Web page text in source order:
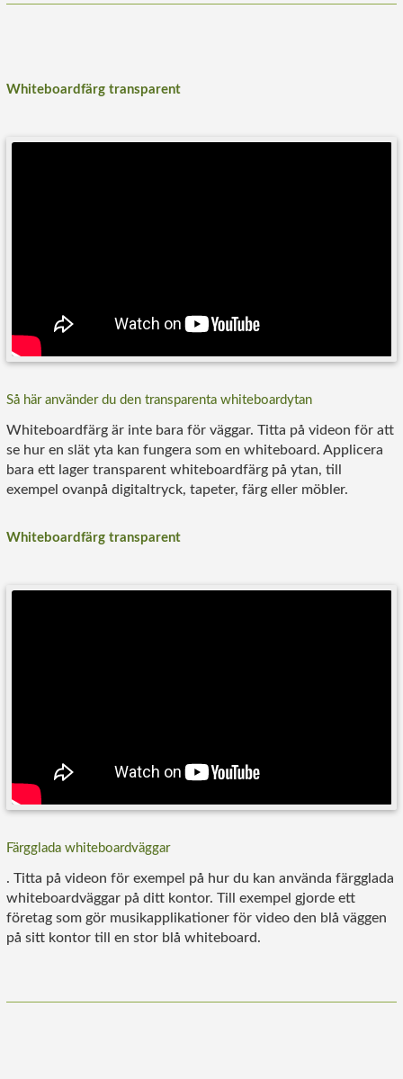
Whiteboardfärg transparent
Så här använder du den transparenta whiteboardytan
Whiteboardfärg är inte bara för väggar. Titta på videon för att
se hur en slät yta kan fungera som en whiteboard. Applicera
bara ett lager transparent whiteboardfärg på ytan, till
exempel ovanpå digitaltryck, tapeter, färg eller möbler.
Whiteboardfärg transparent
Färgglada whiteboardväggar
. Titta på videon för exempel på hur du kan använda färgglada
whiteboardväggar på ditt kontor. Till exempel gjorde ett
företag som gör musikapplikationer för video den blå väggen
på sitt kontor till en stor blå whiteboard.